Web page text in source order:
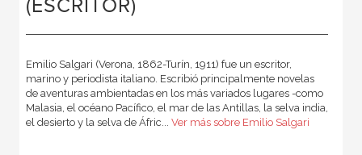
(ESCRITOR)
Emilio Salgari (Verona, 1862-Turín, 1911) fue un escritor,
marino y periodista italiano. Escribió principalmente novelas
de aventuras ambientadas en los más variados lugares -como
Malasia, el océano Pacífico, el mar de las Antillas, la selva india,
el desierto y la selva de Áfric... Ver más sobre Emilio Salgari